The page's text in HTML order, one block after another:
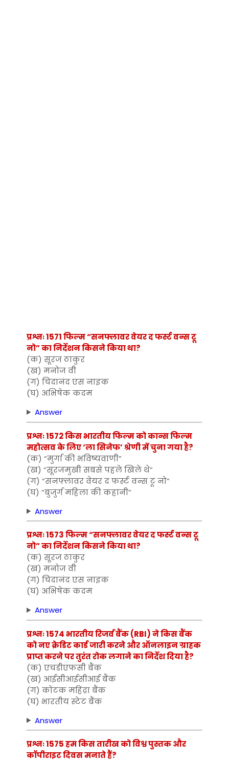
प्रश्नः 1571 फिल्म “सनफ्लावर वेयर द फर्स्ट वन्स टू
नो” का निर्देशन किसने किया था?
(क) सूरज ठाकुर
(ख) मनोज वी
(ग) चिदानंद एस नाइक
(घ) अभिषेक कदम
Answer
प्रश्नः 1572 किस भारतीय फिल्म को कान्स फिल्म
महोत्सव के लिए ‘ला सिनेफ’ श्रेणी में चुना गया है?
(क) “मुर्गा की भविष्यवाणी”
(ख) “सूरजमुखी सबसे पहले खिले थे”
(ग) “सनफ्लावर वेयर द फर्स्ट वन्स टू नो”
(घ) “बुजुर्ग महिला की कहानी”
Answer
प्रश्नः 1573 फिल्म “सनफ्लावर वेयर द फर्स्ट वन्स टू
नो” का निर्देशन किसने किया था?
(क) सूरज ठाकुर
(ख) मनोज वी
(ग) चिदानंद एस नाइक
(घ) अभिषेक कदम
Answer
प्रश्नः 1574 भारतीय रिजर्व बैंक (RBI) ने किस बैंक
को नए क्रेडिट कार्ड जारी करने और ऑनलाइन ग्राहक
प्राप्त करने पर तुरंत रोक लगाने का निर्देश दिया है?
(क) एचडीएफसी बैंक
(ख) आईसीआईसीआई बैंक
(ग) कोटक महिंद्रा बैंक
(घ) भारतीय स्टेट बैंक
Answer
प्रश्नः 1575 हम किस तारीख को विश्व पुस्तक और
कॉपीराइट दिवस मनाते हैं?